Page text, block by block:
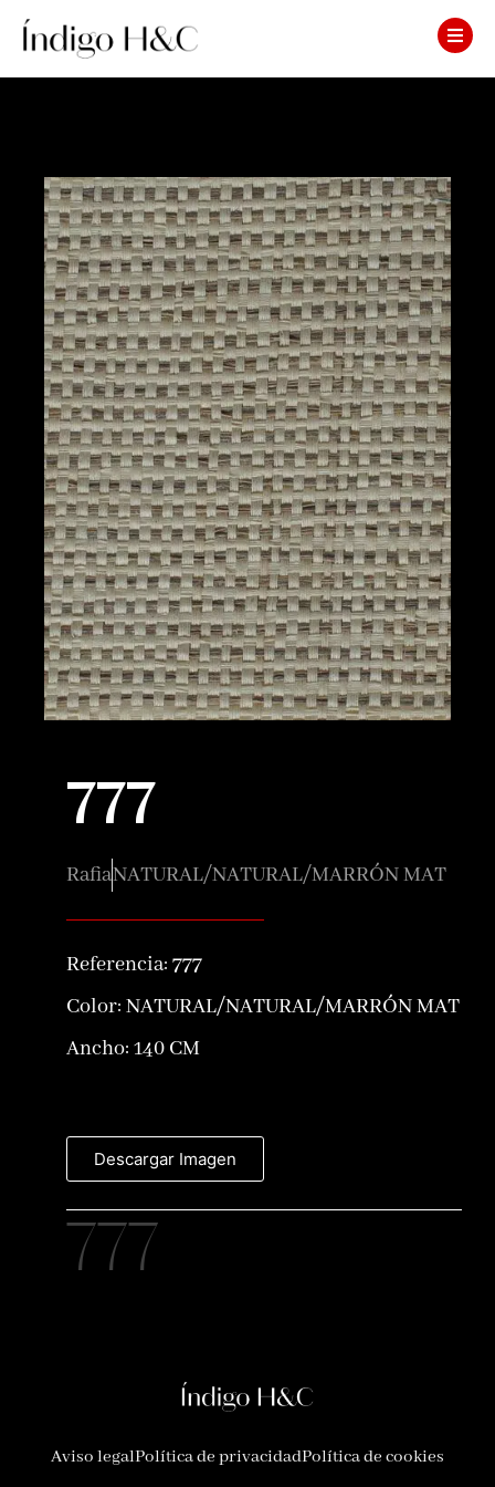
777
RafiaNATURAL/NATURAL/MARRÓN MAT
Referencia: 777
Color: NATURAL/NATURAL/MARRÓN MAT
Ancho: 140 CM
Descargar Imagen
777
Aviso legalPolítica de privacidadPolítica de cookies